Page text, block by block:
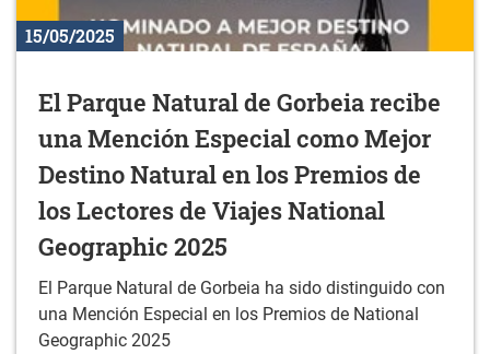
15/05/2025
El Parque Natural de Gorbeia recibe
una Mención Especial como Mejor
Destino Natural en los Premios de
los Lectores de Viajes National
Geographic 2025
El Parque Natural de Gorbeia ha sido distinguido con
una Mención Especial en los Premios de National
Geographic 2025